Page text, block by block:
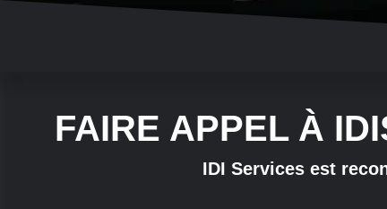
FAIRE APPEL À
IDI Services est